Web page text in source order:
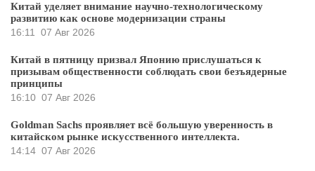
Китай уделяет внимание научно-технологическому
развитию как основе модернизации страны
16:11
07 Авг 2026
Китай в пятницу призвал Японию прислушаться к
призывам общественности соблюдать свои безъядерные
принципы
16:10 07 Авг 2026
Goldman Sachs проявляет всё большую уверенность в
китайском рынке искусственного интеллекта.
14:14 07 Авг 2026